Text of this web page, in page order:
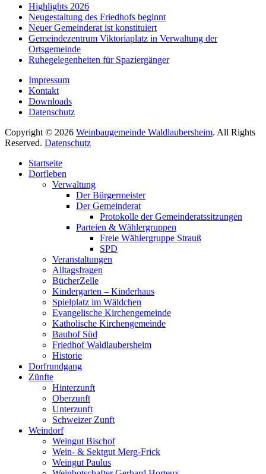
Highlights 2026
Neugestaltung des Friedhofs beginnt
Neuer Gemeinderat ist konstituiert
Gemeindezentrum Viktoriaplatz in Verwaltung der
Ortsgemeinde
Ruhegelegenheiten für Spaziergänger
Impressum
Kontakt
Downloads
Datenschutz
Copyright © 2026 Weinbaugemeinde Waldlaubersheim. All Rights
Reserved. Datenschutz
oben
scrollen
Startseite
Dorfleben
Verwaltung
Der Bürgermeister
Der Gemeinderat
Protokolle der Gemeinderatssitzungen
Parteien & Wählergruppen
Freie Wählergruppe Strauß
SPD
Veranstaltungen
Alltagsfragen
BücherZelle
Kindergarten – Kinderhaus
Spielplatz im Wäldchen
Evangelische Kirchengemeinde
Katholische Kirchengemeinde
Bauhof Süd
Friedhof Waldlaubersheim
Historie
Dorfrundgang
Zünfte
Hinterzunft
Oberzunft
Unterzunft
Schweizer Zunft
Weindorf
Weingut Bischof
Wein- & Sektgut Merg-Frick
Weingut Paulus